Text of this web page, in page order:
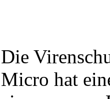
Die
Micro hat